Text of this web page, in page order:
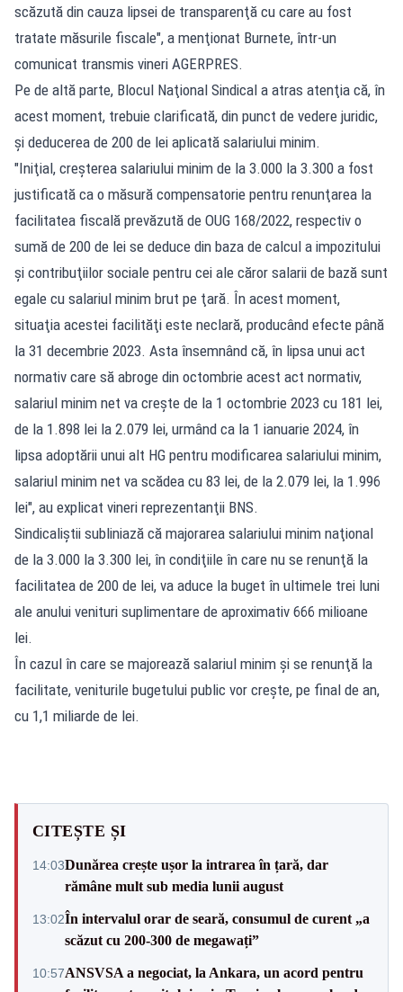
scăzută din cauza lipsei de transparenţă cu care au fost
tratate măsurile fiscale", a menţionat Burnete, într-un
comunicat transmis vineri AGERPRES.
Pe de altă parte, Blocul Naţional Sindical a atras atenţia că, în
acest moment, trebuie clarificată, din punct de vedere juridic,
şi deducerea de 200 de lei aplicată salariului minim.
"Iniţial, creşterea salariului minim de la 3.000 la 3.300 a fost
justificată ca o măsură compensatorie pentru renunţarea la
facilitatea fiscală prevăzută de OUG 168/2022, respectiv o
sumă de 200 de lei se deduce din baza de calcul a impozitului
şi contribuţiilor sociale pentru cei ale căror salarii de bază sunt
egale cu salariul minim brut pe ţară. În acest moment,
situaţia acestei facilităţi este neclară, producând efecte până
la 31 decembrie 2023. Asta însemnând că, în lipsa unui act
normativ care să abroge din octombrie acest act normativ,
salariul minim net va creşte de la 1 octombrie 2023 cu 181 lei,
de la 1.898 lei la 2.079 lei, urmând ca la 1 ianuarie 2024, în
lipsa adoptării unui alt HG pentru modificarea salariului minim,
salariul minim net va scădea cu 83 lei, de la 2.079 lei, la 1.996
lei", au explicat vineri reprezentanţii BNS.
Sindicaliştii subliniază că majorarea salariului minim naţional
de la 3.000 la 3.300 lei, în condiţiile în care nu se renunţă la
facilitatea de 200 de lei, va aduce la buget în ultimele trei luni
ale anului venituri suplimentare de aproximativ 666 milioane
lei.
În cazul în care se majorează salariul minim şi se renunţă la
facilitate, veniturile bugetului public vor creşte, pe final de an,
cu 1,1 miliarde de lei.
CITEȘTE ȘI
14:03Dunărea crește ușor la intrarea în țară, dar
rămâne mult sub media lunii august
13:02În intervalul orar de seară, consumul de curent „a
scăzut cu 200-300 de megawați”
10:57ANSVSA a negociat, la Ankara, un acord pentru